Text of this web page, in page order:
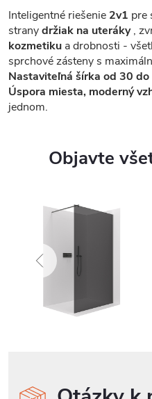
Inteligentné riešenie 2v1 pre
stranydržiak na uteráky,
kozmetiku a drobnosti -
sprchové zásteny s
Nastaviteľná šírka od 30
Úspora miesta, moderný
jednom.
Objavte